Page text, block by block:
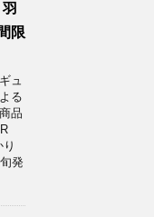
限
ュ
る
品
発